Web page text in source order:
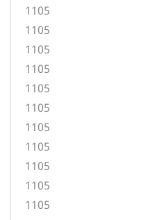
1105
1105
1105
1105
1105
1105
1105
1105
1105
1105
1105